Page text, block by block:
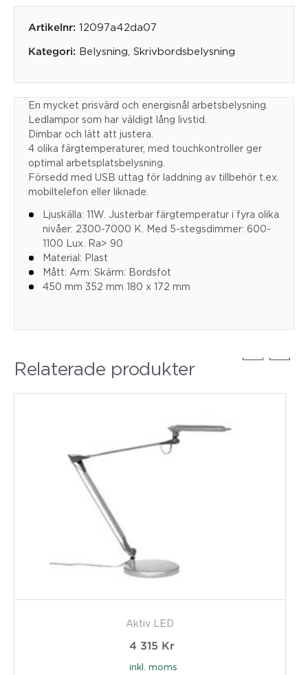
Artikelnr: 12097a42da07
Kategori: Belysning Skrivbordsbelysning
En mycket prisvärd och energisnål arbetsbelysning.
Ledlampor som har väldigt lång livstid.
Dimbar och lätt att justera.
4 olika färgtemperaturer, med touchkontroller ger
optimal arbetsplatsbelysning.
Försedd med USB uttag för laddning av tillbehör t.ex.
mobiltelefon eller liknade.
Ljuskälla: 11W Justerbar färgtemperatur i fyra olika
nivåer: 2300-7000 K. Med 5-stegsdimmer: 600-
1100 Lux Ra> 90
Material: Plast
Mått: Arm: Skärm: Bordsfot
450 mm 352 mm 180 x 172 mm
Relaterade produkter
Aktiv LED
4 315 Kr
inkl. moms